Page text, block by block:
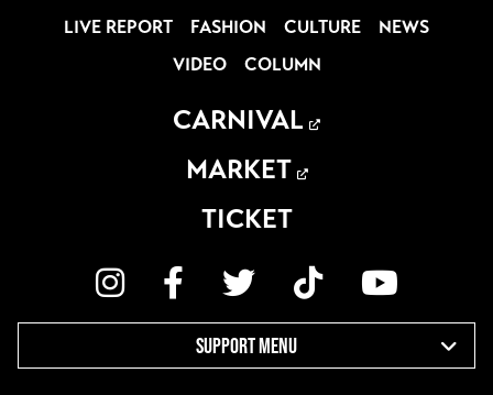
LIVE REPORT
FASHION CULTURE
NEWS
VIDEO
COLUMN
CARNIVAL
MARKET
TICKET
SUPPORT MENU